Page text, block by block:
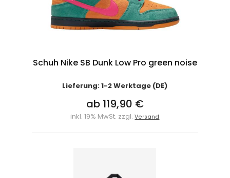
Schuh Nike SB Dunk Low Pro green noise
Lieferung: 1-2 Werktage (DE)
ab 119,90 €
inkl. 19% MwSt. zzgl.Versand